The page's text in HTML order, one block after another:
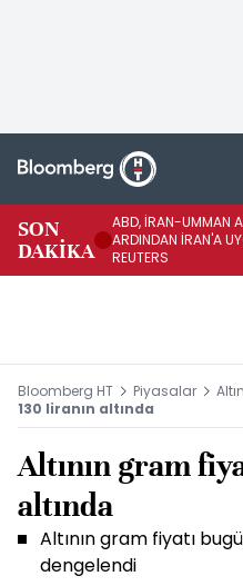
SON
DAKİKA
ABD, İRAN-UMMAN
ARDINDAN İRAN'A
REUTERS
Bloomberg HT Piyasalar
130 liranın altında
Altının gram
altında
Altının gram fiyatı
dengelendi